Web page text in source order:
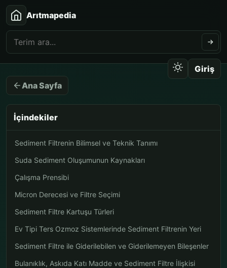
Arıtmapedia
Giriş
Ana Sayfa
İçindekiler
Sediment Filtrenin Bilimsel ve Teknik Tanımı
Suda Sediment Oluşumunun Kaynakları
Çalışma Prensibi
Micron Derecesi ve Filtre Seçimi
Sediment Filtre Kartuşu Türleri
Ev Tipi Ters Ozmoz Sistemlerinde Sediment Filtrenin Yeri
Sediment Filtre ile Giderilebilen ve Giderilemeyen Bileşenler
Bulanıklık, Askıda Katı Madde ve Sediment Filtre İlişkisi